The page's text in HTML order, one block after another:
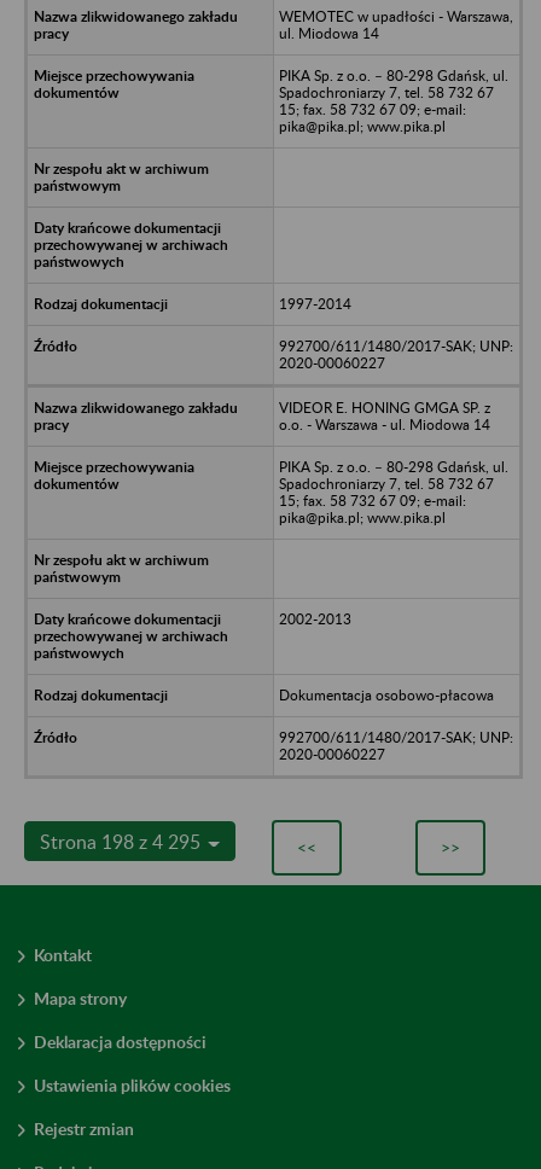
WEMOTEC w upadłości - Warszawa,
ul. Miodowa 14
PIKA Sp. z o.o. – 80-298 Gdańsk, ul.
Spadochroniarzy 7, tel. 58 732 67
15; fax. 58 732 67 09; e-mail:
pika@pika.pl; www.pika.pl
1997-2014
992700/611/1480/2017-SAK; UNP:
2020-00060227
VIDEOR E. HONING GMGA SP. z
o.o. - Warszawa - ul. Miodowa 14
PIKA Sp. z o.o. – 80-298 Gdańsk, ul.
Spadochroniarzy 7, tel. 58 732 67
15; fax. 58 732 67 09; e-mail:
pika@pika.pl; www.pika.pl
2002-2013
Dokumentacja osobowo-płacowa
992700/611/1480/2017-SAK; UNP:
2020-00060227
Strona 198 z 4 295 << >>
Kontakt
Mapa strony
Deklaracja dostępności
Ustawienia plików cookies
Rejestr zmian